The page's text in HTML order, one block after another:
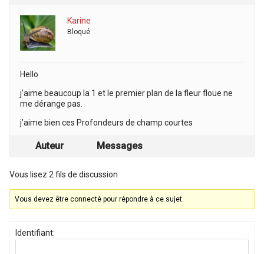
Karine
Bloqué
Hello
j’aime beaucoup la 1 et le premier plan de la fleur floue ne
me dérange pas.
j’aime bien ces Profondeurs de champ courtes
Auteur Messages
Vous lisez 2 fils de discussion
Vous devez être connecté pour répondre à ce sujet.
Identifiant: